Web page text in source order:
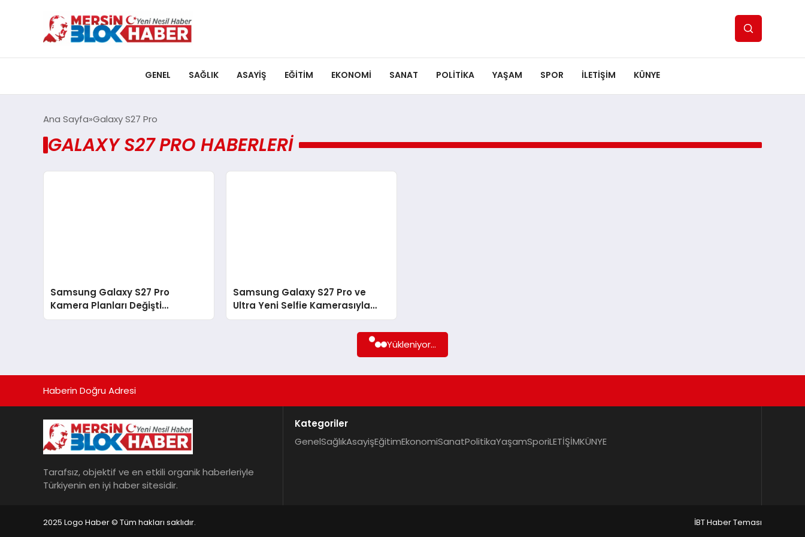
GENEL SAĞLIK ASAYIŞ EĞITIM EKONOMI SANAT POLITIKA YAŞAM SPOR ILETİŞİM KÜNYE
Ana Sayfa Galaxy S27 Pro
GALAXY S27 PRO HABERLERI
Samsung Galaxy S27 Pro
Kamera Planları Değişti
Ultra’dan Uzaklaşıyor
Samsung Galaxy S27 Pro ve
Ultra Yeni Selfie Kamerasıyla
Geliyor Apple’ı mı Taklit Edecek
Yükleniyor...
Haberin Doğru Adresi
Tarafsız, objektif ve en etkili organik haberleriyle
Türkiyenin en iyi haber sitesidir.
Kategoriler
GenelSağlıkAsayişEğitimEkonomiSanatPolitikaYaşamSporiLETİŞİMKÜNYE
2025 Logo Haber © Tüm hakları saklıdır. İBT Haber Teması